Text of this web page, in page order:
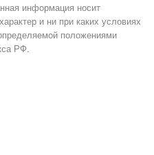
информация носит
и ни при каких условиях
положениями
РФ.